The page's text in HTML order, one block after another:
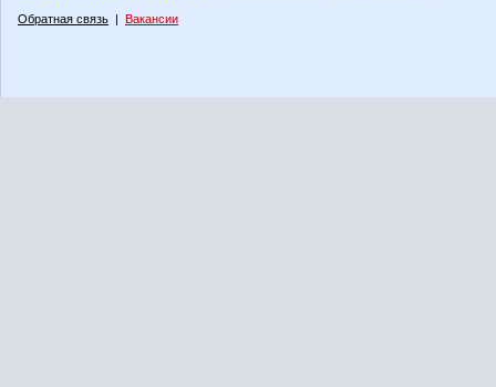
Обратная связь | Вакансии